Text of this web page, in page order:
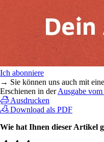
Ich abonniere
→ Sie können uns auch mit
Erschienen in derAusgabe vom
Ausdrucken
Download als PDF
Wie hat Ihnen dieser Artikel